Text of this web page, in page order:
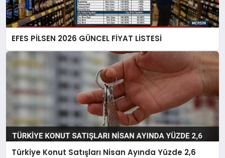
EFES PİLSEN 2026 GÜNCEL FİYAT LİSTESİ
Türkiye Konut Satışları Nisan Ayında Yüzde 2,6